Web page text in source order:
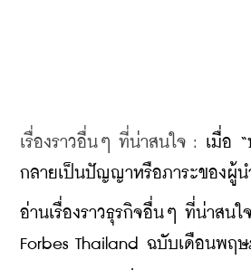
เรื่องราวอื่นๆ ที่น่าสนใจ : เมื่อ
กลายเป็นปัญญาหรือภาระของผู้น
อ่านเรื่องราวธุรกิจอื่นๆ ที่น่าสนใ
Forbes Thailand ฉบับเดือนพฤษ